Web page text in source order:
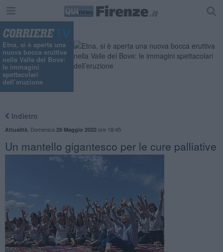
Etna, si è aperta una
nuova bocca eruttiva
nella Valle del Bove:
le immagini
spettacolari
dell’eruzione
Indietro
Attualità Domenica 29 Maggio 2022ore 18:45
Un mantello gigantesco per le cure palliative